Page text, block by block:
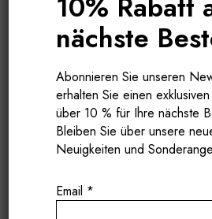
nächste
Abonnieren Sie unseren
erhalten Sie einen
über 10 % für Ihre nächste
Bleiben Sie über unsere
Neuigkeiten und
Email *